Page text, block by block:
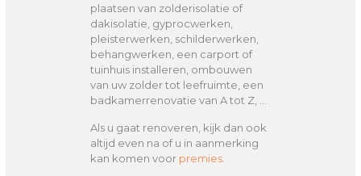
plaatsen van zolderisolatie of
dakisolatie, gyprocwerken,
pleisterwerken, schilderwerken,
behangwerken, een carport of
tuinhuis installeren, ombouwen
van uw zolder tot leefruimte, een
badkamerrenovatie van A tot Z, …
Als u gaat renoveren, kijk dan ook
altijd even na of u in aanmerking
kan komen voor premies.